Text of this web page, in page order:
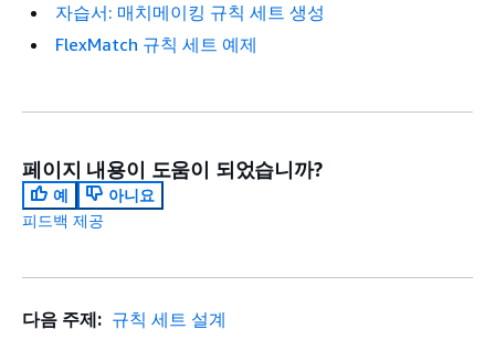
자습서: 매치메이킹 규칙 세트 생성
FlexMatch 규칙 세트 예제
페이지 내용이 도움이 되었습니까?
예
아니요
피드백 제공
다음 주제: 규칙 세트 설계